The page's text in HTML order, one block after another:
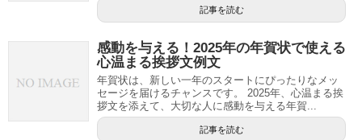
記事を読む
感動を与える！2025年の年賀状で使える
心温まる挨拶文例文
年賀状は、新しい一年のスタートにぴったりなメッ
セージを届けるチャンスです。 2025年、心温まる挨
拶文を添えて、大切な人に感動を与える年賀...
記事を読む